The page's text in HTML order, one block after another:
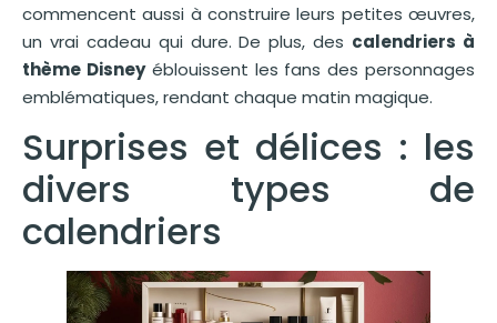
commencent aussi à construire leurs petites œuvres,
un vrai cadeau qui dure. De plus, des calendriers à
thème Disneyéblouissent les fans des personnages
emblématiques, rendant chaque matin magique.
Surprises et délices : les
divers types de
calendriers